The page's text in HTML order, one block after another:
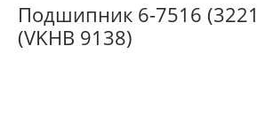
Подшипник 6-7516
(VKHB 9138)